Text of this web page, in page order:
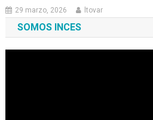
29 marzo, 2026 ltovar
SOMOS INCES